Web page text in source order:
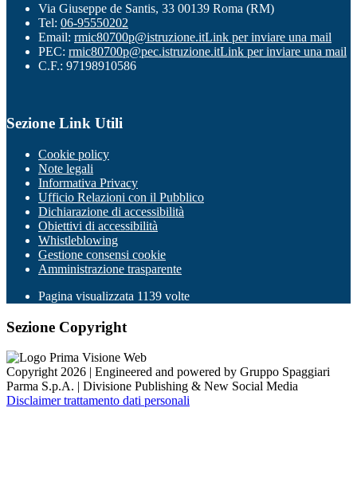
Via Giuseppe de Santis, 33 00139 Roma (RM)
Tel: 06-95550202
Email: rmic80700p@istruzione.itLink per inviare una mail
PEC: rmic80700p@pec.istruzione.itLink per inviare una mail
C.F.: 97198910586
Sezione Link Utili
Cookie policy
Note legali
Informativa Privacy
Ufficio Relazioni con il Pubblico
Dichiarazione di accessibilità
Obiettivi di accessibilità
Whistleblowing
Gestione consensi cookie
Amministrazione trasparente
Pagina visualizzata 1139 volte
Sezione Copyright
Copyright 2026 | Engineered and powered by Gruppo Spaggiari
Parma S.p.A. | Divisione Publishing & New Social Media
Disclaimer trattamento dati personali